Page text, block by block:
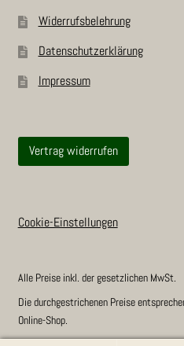
Wider­rufs­be­leh­rung
Daten­schutz­er­klä­rung
Impres­sum
Vertrag widerrufen
Cookie-Einstellungen
Alle Preise inkl. der gesetzlichen MwSt.
Die durchgestrichenen Preise
Online-Shop.